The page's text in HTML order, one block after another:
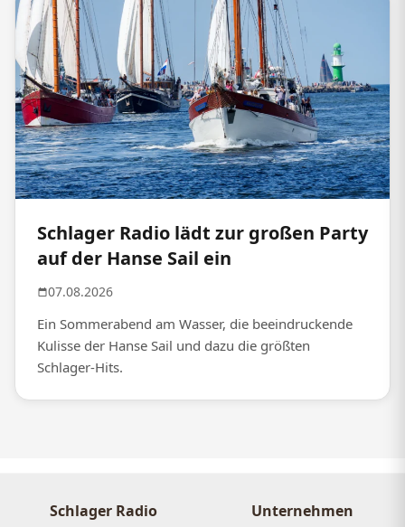
Schlager Radio lädt zur großen Party
auf der Hanse Sail ein
07.08.2026
Ein Sommerabend am Wasser, die beeindruckende
Kulisse der Hanse Sail und dazu die größten
Schlager-Hits.
Schlager Radio Unternehmen